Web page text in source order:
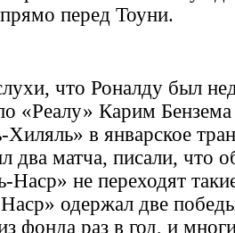
перед Тоуни.
что Роналду был
«Реалу» Карим
в январское
два матча, писали, что
Наср» не переходят
одержал две
фонда раз в год, и